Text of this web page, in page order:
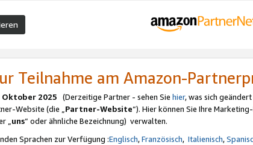
Teilnahme am Amazon-
Oktober 2025 (Derzeitige Partner - sehen Sie hier, was sich geändert
Website (die „Partner-Website“). Hier können Sie Ihre
„uns“ oder ähnliche Bezeichnung) verwalten.
Sprachen zur Verfügung :Englisch,Französisch, Italienisch,